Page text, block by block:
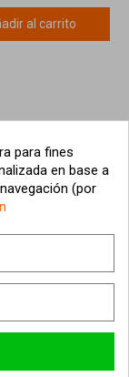
al carrito

para fines
en base a
(por